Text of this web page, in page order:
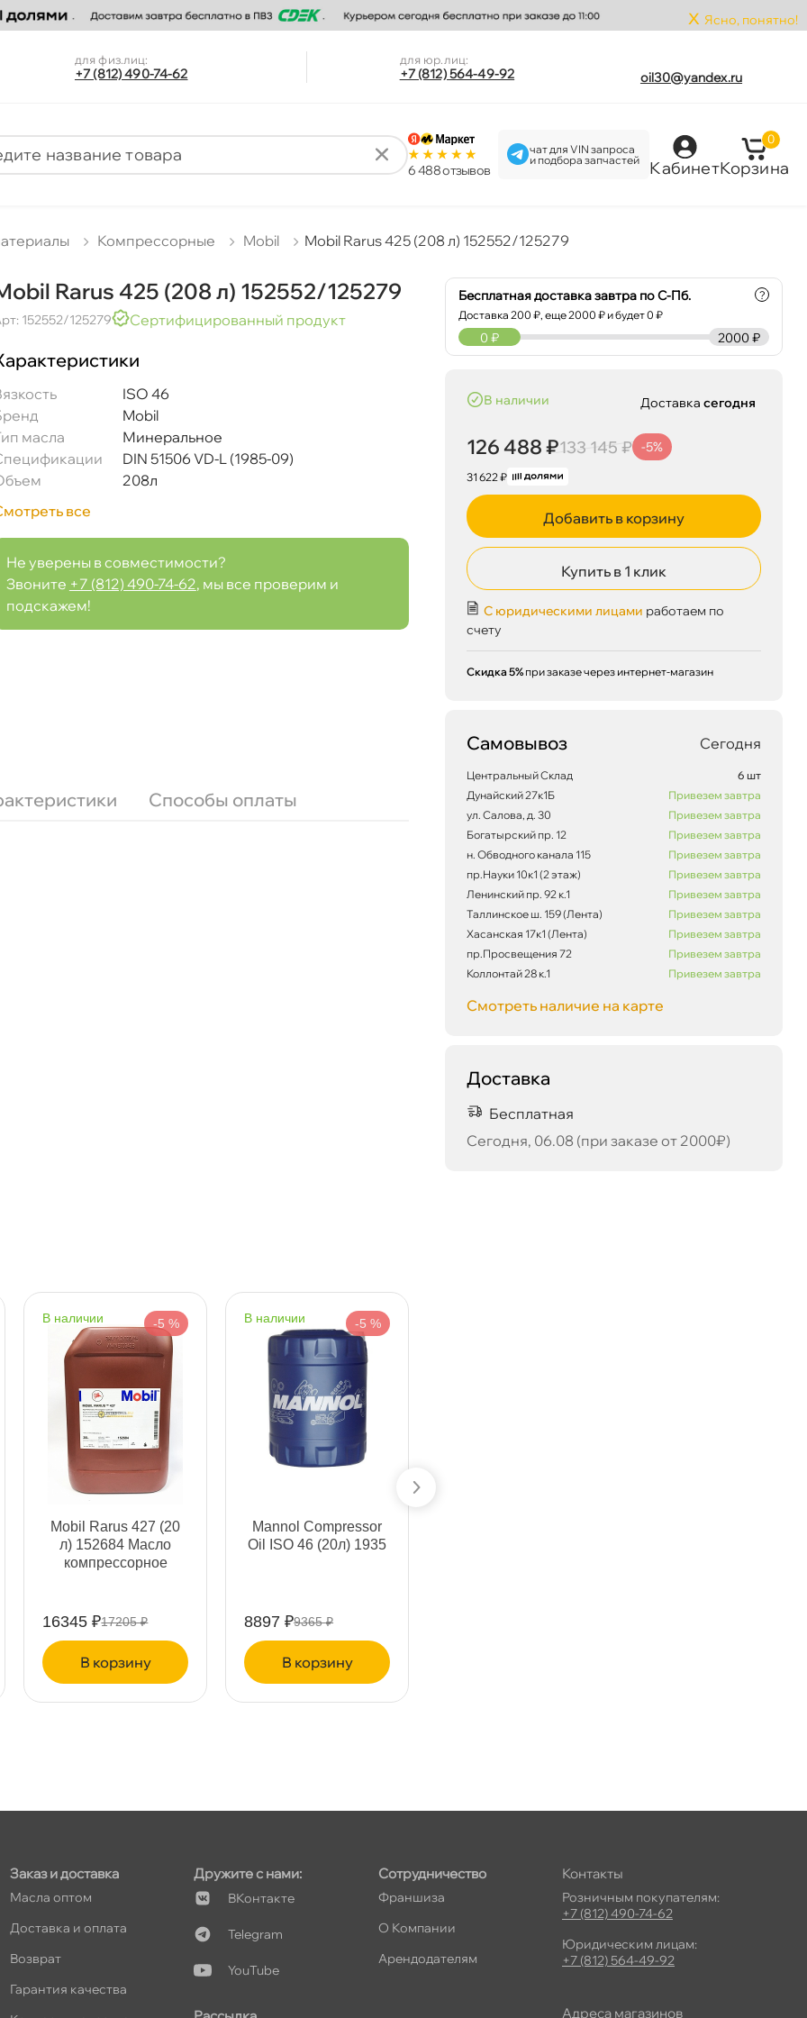
x Ясно, понятно!
для физ.лиц:
+7 (812) 490-74-62
для юр.лиц:
+7 (812) 564-49-92 oil30@yandex.ru
6 488 отзыво
чат для VIN запроса
и подбора запчастей
Кабинет
0
Корзина
Компрессорные Mobil Mobil Rarus 425 (208 л) 152552/125279
Rarus 425 (208 л) 152552/125279
152552/125279 Сертифицированный продукт
ISO 46
Mobil
масла
Минеральное
DIN 51506 VD-L (1985-09)
208л
все
Не уверены в совместимости?
Звоните +7 (812) 490-74-62, мы все проверим и
подскажем!
Способы оплаты
наличии -5 %
Mobil Rarus 427 (20
л) 152684 Масло
компрессорное
16345 ₽17205 ₽
корзину
наличии -5 %
Mannol Compressor
Oil ISO 46 (20л) 1935
8897 ₽9365 ₽
корзину
Бесплатная доставка завтра по С-Пб.
Доставка200 ₽, еще2000 ₽ и будет 0 ₽
?
2000 ₽
0 ₽
наличии
126 488 ₽133 145 ₽ -5%
31 622 ₽
Доставкасегодня
Добавить в корзину
Купить в 1 клик
С юридическими лицами работаем по
счету
Скидка 5% при заказе через интернет-магазин
Самовывоз Сегодня
Центральный Склад
6 шт
Дунайский 27к1Б
Привезем завтра
ул. Салова, д. 30
Привезем завтра
Богатырский пр. 12
Привезем завтра
н. Обводного канала 115
Привезем завтра
пр.Науки 10к1 (2 этаж)
Привезем завтра
Ленинский пр. 92 к.1
Привезем завтра
Таллинское ш. 159 (Лента)
Привезем завтра
Хасанская 17к1 (Лента)
Привезем завтра
пр.Просвещения 72
Привезем завтра
Коллонтай 28 к.1
Привезем завтра
Смотреть наличие на карте
Доставка
Бесплатная
Сегодня, 06.08 (при заказе от 2000₽)
126 488 ₽133 145 ₽ корзину
Сегодня, 06.08
Заказ и доставка
Масла оптом
Доставка и оплата
озврат
Гарантия качества
Дружите с нами:
Контакте
Telegram
YouTube
Сотрудничество
Франшиза
О Компании
Арендодателям
Контакты
Розничным покупателям:
+7 (812) 490-74-62
Юридическим лицам:
+7 (812) 564-49-92
Адреса магазино